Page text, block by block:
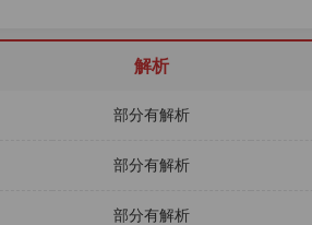
解析
部分有解析
部分有解析
部分有解析